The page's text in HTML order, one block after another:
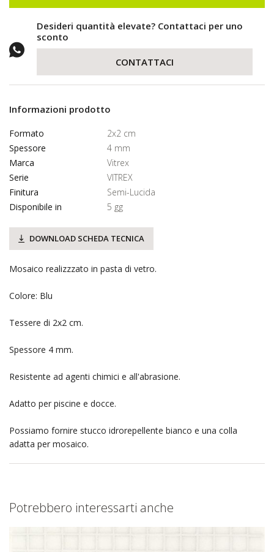
Desideri quantità elevate? Contattaci per uno
sconto
CONTATTACI
Informazioni prodotto
Formato
2x2 cm
Spessore
4 mm
Marca
Vitrex
Serie
VITREX
Finitura
Semi-Lucida
Disponibile in
5 gg
DOWNLOAD SCHEDA TECNICA
Mosaico realizzzato in pasta di vetro.
Colore: Blu
Tessere di 2x2 cm.
Spessore 4 mm.
Resistente ad agenti chimici e all'abrasione.
Adatto per piscine e docce.
Possiamo fornire stucco idrorepellente bianco e una colla
adatta per mosaico.
Potrebbero interessarti anche